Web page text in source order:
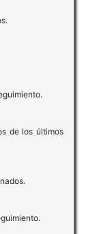
de los últimos